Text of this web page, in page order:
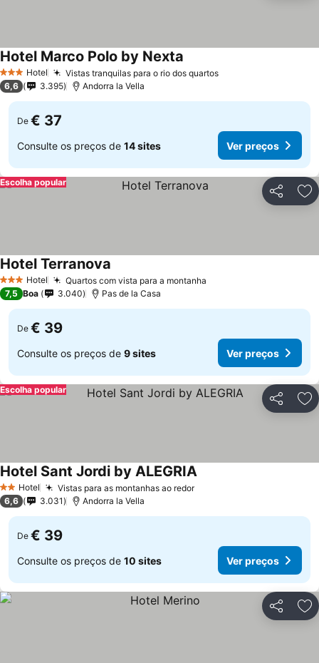
3 EstrelasHotel Vistas tranquilas para o rio dos quartosVer preços
Hotel Marco Polo by Nexta
6,6 3.395 Andorra la Vella
De € 37
Consulte os preços de 14 sites Ver preços
Partilhar
Escolha popular
3 EstrelasHotel Quartos com vista para a montanha
Hotel Terranova
7,5 Boa 3.040 Pas de la Casa
De € 39
Consulte os preços de 9 sites Ver preços
Partilhar
Escolha popular
2 Estrelas
Hotel Vistas para as montanhas ao redorVer preços
Hotel Sant Jordi by ALEGRIAVer preços
6,6 3.031 Andorra la Vella
De € 39
Consulte os preços de 10 sites Ver preços
Partilhar